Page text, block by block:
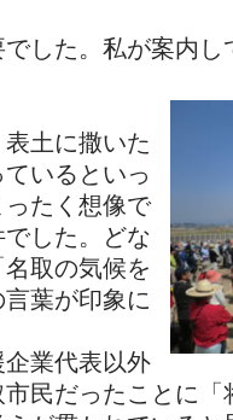
した。私が案内
土に撒いた
いるといっ
たく想像で
した。どな
取の気候を
葉が印象に
業代表以外
民だったことに